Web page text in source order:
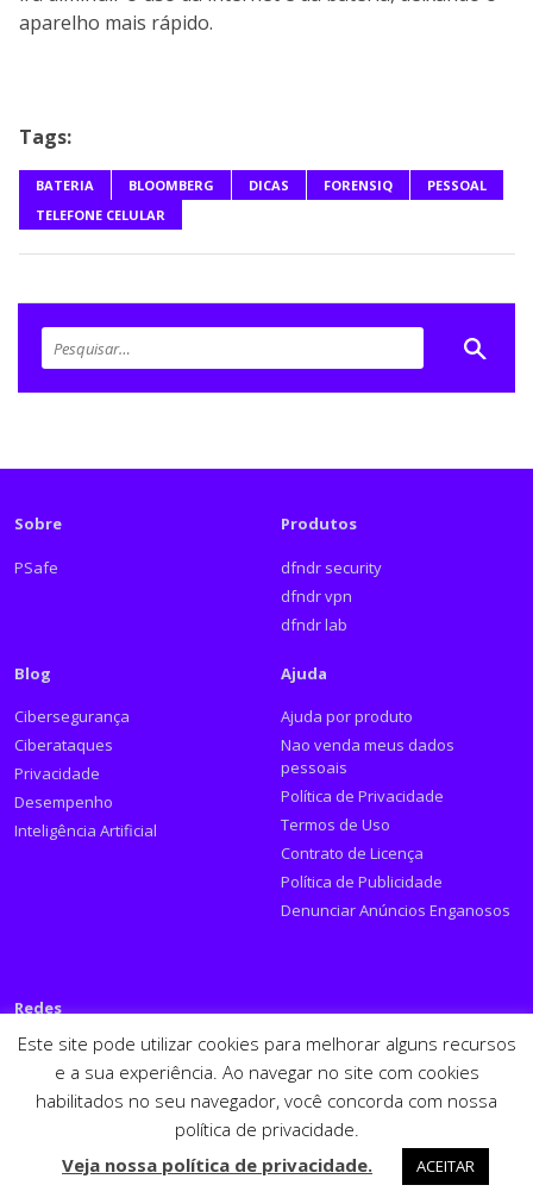
aparelho mais rápido.
Tags:
BATERIA BLOOMBERG DICAS FORENSIQ
PESSOAL
TELEFONE CELULAR
Sobre
PSafe
Produtos
dfndr security
dfndr vpn
dfndr lab
Blog
Cibersegurança
Ciberataques
Privacidade
Desempenho
Inteligência Artificial
Ajuda
Ajuda por produto
Nao venda meus dados
pessoais
Política de Privacidade
Termos de Uso
Contrato de Licença
Política de Publicidade
Denunciar Anúncios Enganosos
Redes
Siga a PSafe:
Facebook
TwitterRSS YoutubeLinkedIn
PSafe © 2026
Este site pode utilizar cookies para melhorar alguns recursos
e a sua experiência. Ao navegar no site com cookies
habilitados no seu navegador, você concorda com nossa
política de privacidade.
Veja nossa política de privacidade.
ACEITAR